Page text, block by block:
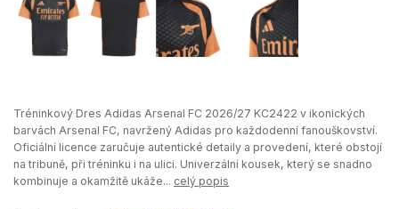
Tréninkový Dres Adidas Arsenal FC 2026/27 KC2422 v ikonických
barvách Arsenal FC, navržený Adidas pro každodenní fanouškovství.
Oficiální licence zaručuje autentické detaily a provedení, které obstojí
na tribuně, při tréninku i na ulici. Univerzální kousek, který se snadno
kombinuje a okamžitě ukáže... celý popis